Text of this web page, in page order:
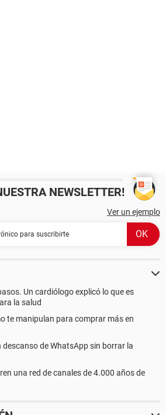
NEWSLETTER!
Ver un ejemplo
Un cardiólogo explicó lo que es
la salud
te manipulan para comprar más en
de WhatsApp sin borrar la
una red de canales de 4.000 años de